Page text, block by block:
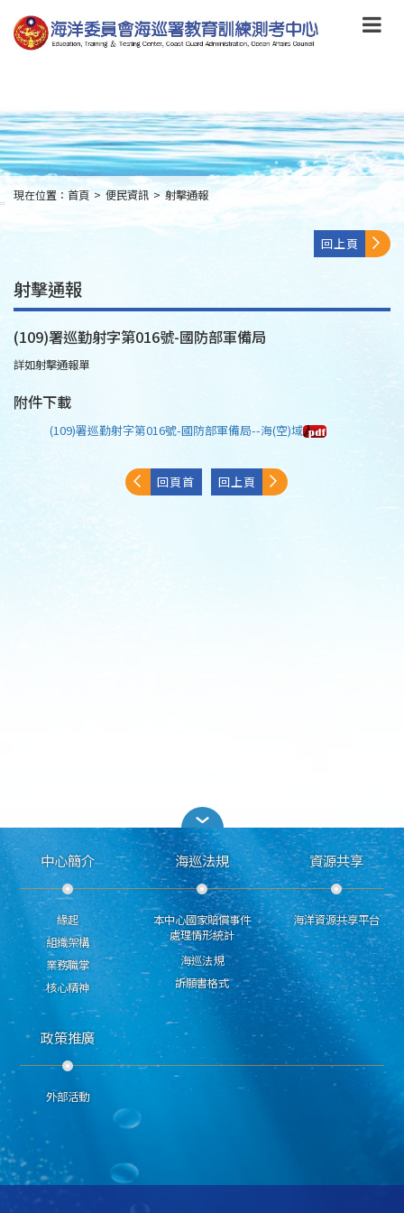
到
主
要
to
main
content
:::
現在位置： 首頁 > 便民資訊 > 射擊通報
回上頁
射擊通報
(109)署巡勤射字第016號-國防部軍備局
詳如射擊通報單
附件下載
(109)署巡勤射字第016號-國防部軍備局--海(空)域
回頁首 回上頁
中心簡介
緣起
組織架構
業務職掌
核心精神
海巡法規
本中心國家賠償事件
處理情形統計
海巡法規
訴願書格式
資源共享
海洋資源共享平台
政策推廣
外部活動